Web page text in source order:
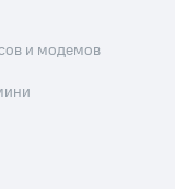
и модемов